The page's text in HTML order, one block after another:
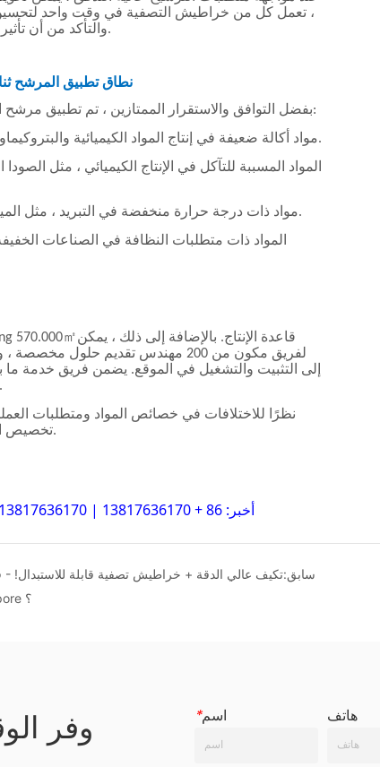
سابق:تكيف عالي الدقة + خراطيش تصفية قابلة للاستبدال!
0.3Micron الترشيح الدقة ؟ ما هو مرشح الدقة PA / PE Micropore ؟
وفر *اسم هاتف